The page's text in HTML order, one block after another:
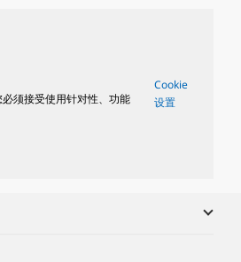
须接受使用针对性、功能
Cookie
设置